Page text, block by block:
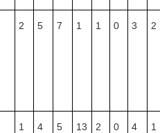
2 5 7 1 1 0 3 2
1 4 5 13 2 0 4 1